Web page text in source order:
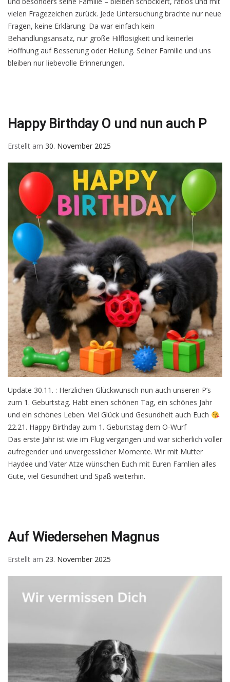
vielen Fragezeichen zurück. Jede Untersuchung brachte nur neue
Fragen, keine Erklärung. Da war einfach kein
Behandlungsansatz, nur große Hilflosigkeit und keinerlei
Hoffnung auf Besserung oder Heilung. Seiner Familie und uns
bleiben nur liebevolle Erinnerungen.
Happy Birthday O und nun auch P
Erstellt am 30. November 2025
Update 30.11. : Herzlichen Glückwunsch nun auch unseren P’s
zum 1. Geburtstag. Habt einen schönen Tag, ein schönes Jahr
und ein schönes Leben. Viel Glück und Gesundheit auch Euch
.
22.21. Happy Birthday zum 1. Geburtstag dem O-Wurf
Das erste Jahr ist wie im Flug vergangen und war sicherlich voller
aufregender und unvergesslicher Momente. Wir mit Mutter
Haydee und Vater Atze wünschen Euch mit Euren Famlien alles
Gute, viel Gesundheit und Spaß weiterhin.
Auf Wiedersehen Magnus
Erstellt am 23. November 2025